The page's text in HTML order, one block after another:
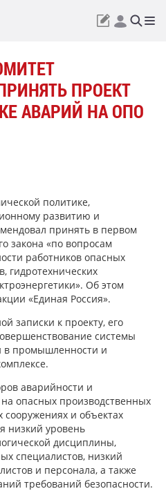
ПРОЕКТ
АВАРИЙ НА ОПО
политике,
развитию и
принять в первом
закона «по вопросам
работников опасных
гидротехнических
Об этом
«Единая Россия».
записки к проекту, его
системы
в промышленности и
аварийности и
опасных производственных
сооружениях и объектах
низкий уровень
дисциплины,
специалистов, низкий
и персонала, а также
требований безопасности.